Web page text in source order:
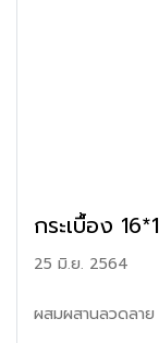
กระเบื้อง
25 มิ.ย. 2564
ผสมผสานลวดลา